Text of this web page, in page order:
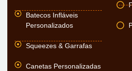
Batecos Infláveis
Personalizados
Squeezes & Garrafas
Canetas Personalizadas